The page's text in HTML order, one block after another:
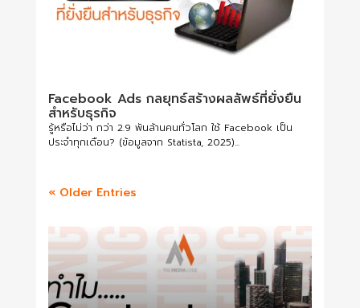
Facebook Ads กลยุทธ์สร้างผลลัพธ์ที่ยั่งยืน
สำหรับธุรกิจ
รู้หรือไม่ว่า กว่า 2.9 พันล้านคนทั่วโลก ใช้ Facebook เป็น
ประจำทุกเดือน? (ข้อมูลจาก Statista, 2025)...
« Older Entries